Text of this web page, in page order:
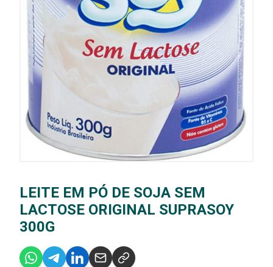
LEITE EM PÓ DE SOJA SEM
LACTOSE ORIGINAL SUPRASOY
300G